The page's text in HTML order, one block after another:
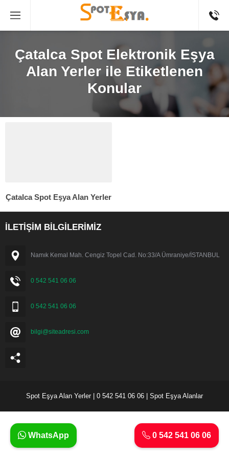
Çatalca Spot Elektronik Eşya
Alan Yerler ile Etiketlenen
Konular
Çatalca Spot Eşya Alan Yerler
İLETİŞİM BİLGİLERİMİZ
Namık Kemal Mah. Cengiz Topel Cad. No:33/A Ümraniye/İSTANBUL
0 542 541 06 06
0 542 541 06 06
bilgi@siteadresi.com
Spot Eşya Alan Yerler | 0 542 541 06 06 | Spot Eşya Alanlar
0 542 541 06 06
WhatsApp